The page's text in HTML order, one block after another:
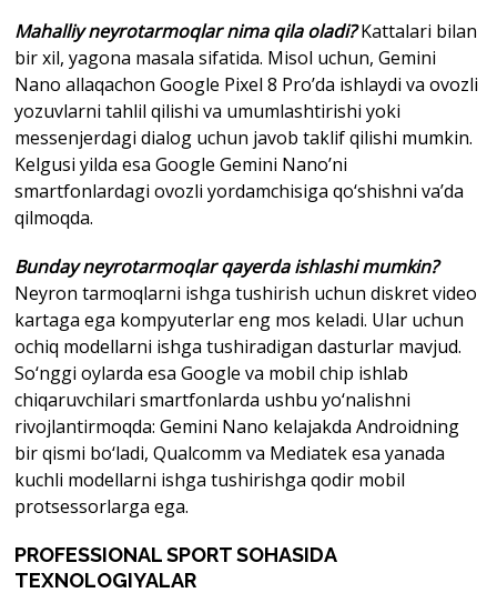
Mahalliy neyrotarmoqlar nima qila oladi?Kattalari bilan
bir xil, yagona masala sifatida. Misol uchun, Gemini
Nano allaqachon Google Pixel 8 Pro’da ishlaydi va ovozli
yozuvlarni tahlil qilishi va umumlashtirishi yoki
messenjerdagi dialog uchun javob taklif qilishi mumkin.
Kelgusi yilda esa Google Gemini Nano’ni
smartfonlardagi ovozli yordamchisiga qo‘shishni va’da
qilmoqda.
Bunday neyrotarmoqlar qayerda ishlashi mumkin?
Neyron tarmoqlarni ishga tushirish uchun diskret video
kartaga ega kompyuterlar eng mos keladi. Ular uchun
ochiq modellarni ishga tushiradigan dasturlar mavjud.
So‘nggi oylarda esa Google va mobil chip ishlab
chiqaruvchilari smartfonlarda ushbu yo‘nalishni
rivojlantirmoqda: Gemini Nano kelajakda Androidning
bir qismi bo‘ladi, Qualcomm va Mediatek esa yanada
kuchli modellarni ishga tushirishga qodir mobil
protsessorlarga ega.
PROFESSIONAL SPORT SOHASIDA
TEXNOLOGIYALAR